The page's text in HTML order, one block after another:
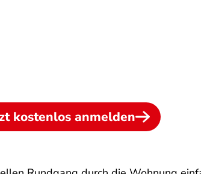
kostenlos anmelden